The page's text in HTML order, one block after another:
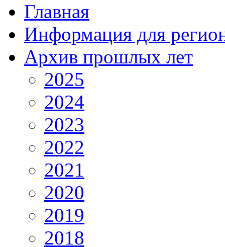
Главная
Информация для
Архив прошлых лет
2025
2024
2023
2022
2021
2020
2019
2018